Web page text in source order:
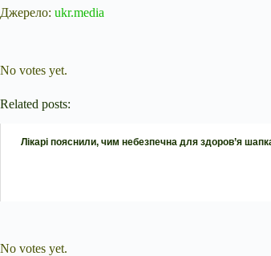
Джерело: ukr.media
No votes yet.
Related posts:
Лікарі пояснили, чим небезпечна для здоров’я
No votes yet.